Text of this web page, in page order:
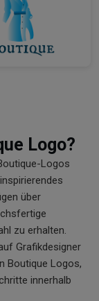
Logo?
Logos
über
zu erhalten.
Grafikdesigner
Boutique Logos,
innerhalb